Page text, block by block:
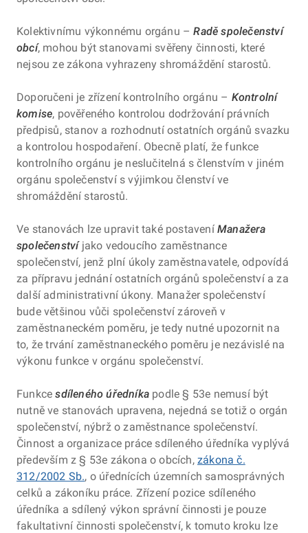
Kolektivnímu výkonnému orgánu –Radě společenství
obcí, mohou být stanovami svěřeny činnosti, které
nejsou ze zákona vyhrazeny shromáždění starostů.
Doporučeni je zřízení kontrolního orgánu – Kontrolní
komise, pověřeného kontrolou dodržování právních
předpisů, stanov a rozhodnutí ostatních orgánů svazku
a kontrolou hospodaření. Obecně platí, že funkce
kontrolního orgánu je neslučitelná s členstvím v jiném
orgánu společenství s výjimkou členství ve
shromáždění starostů.
Ve stanovách lze upravit také postavení Manažera
společenstvíjako vedoucího zaměstnance
společenství, jenž plní úkoly zaměstnavatele, odpovídá
za přípravu jednání ostatních orgánů společenství a za
další administrativní úkony. Manažer společenství
bude většinou vůči společenství zároveň v
zaměstnaneckém poměru, je tedy nutné upozornit na
to, že trvání zaměstnaneckého poměru je nezávislé na
výkonu funkce v orgánu společenství.
Funkcesdíleného úředníka podle § 53e nemusí být
nutně ve stanovách upravena, nejedná se totiž o orgán
společenství, nýbrž o zaměstnance společenství.
Činnost a organizace práce sdíleného úředníka vyplývá
především z § 53e zákona o obcích, zákona č.
312/2002 Sb., o úřednících územních samosprávných
celků a zákoníku práce. Zřízení pozice sdíleného
úředníka a sdílený výkon správní činnosti je pouze
fakultativní činnosti společenství, k tomuto kroku lze